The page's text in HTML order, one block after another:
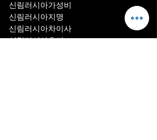
신림러시아가성비
신림러시아지명
신림러시아차이사
신림러시아후기